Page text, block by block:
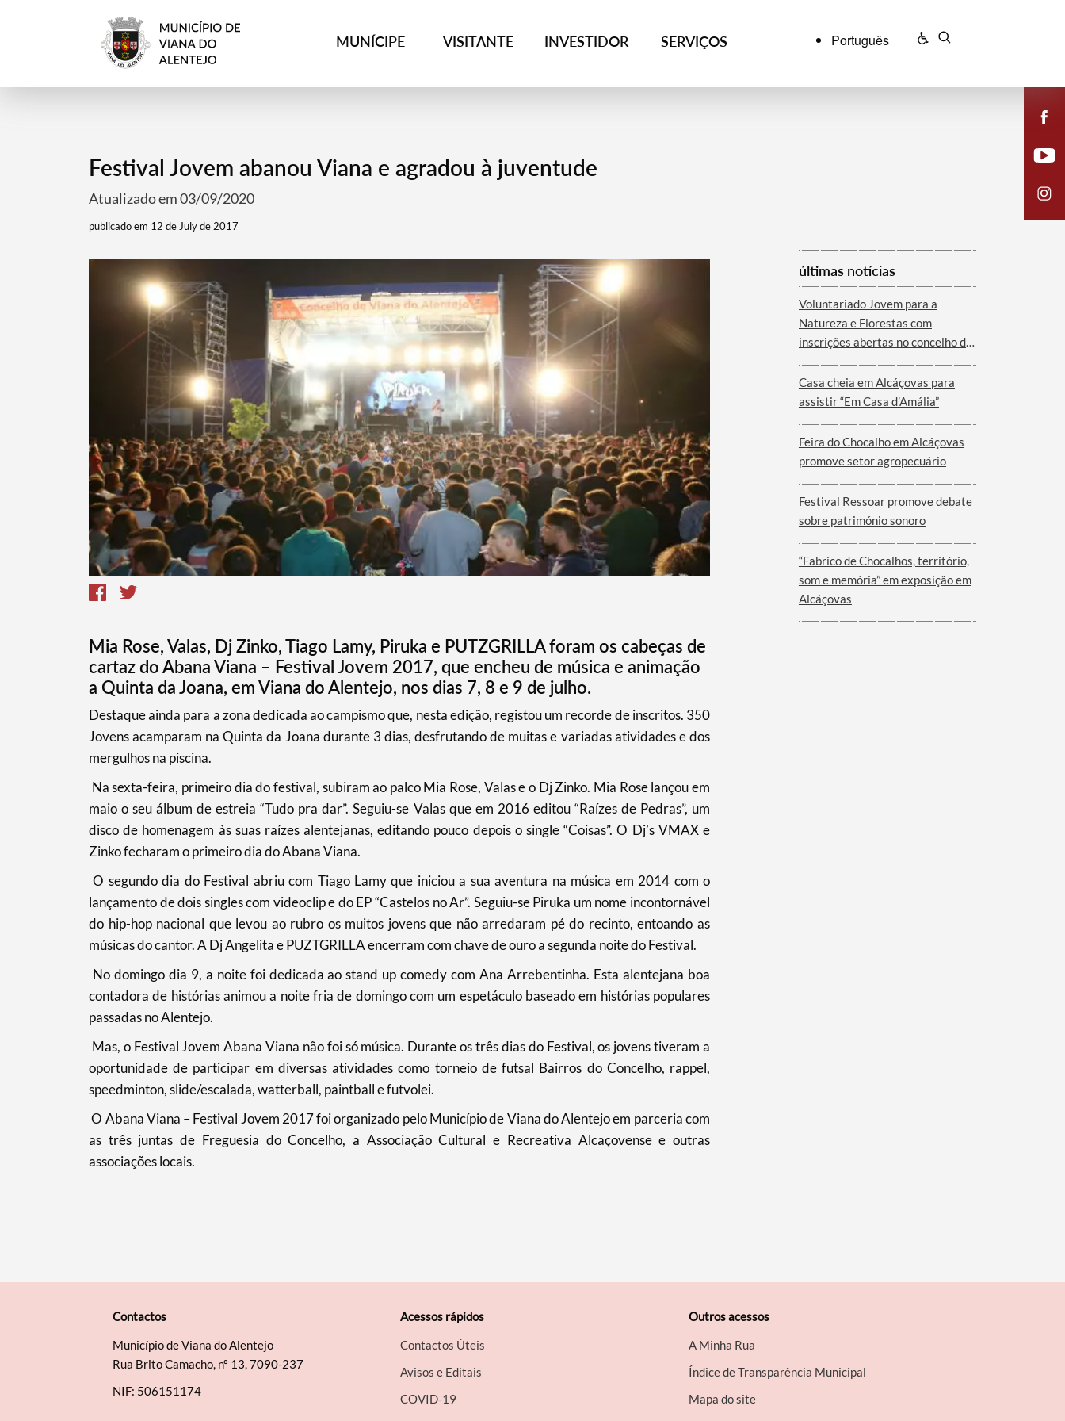
MUNÍCIPE VISITANTE INVESTIDOR SERVIÇOS Português
Termo de Pesquisa
Categorias gerais
Filtros
Festival Jovem abanou Viana e agradou à juventude
Atualizado em 03/09/2020
publicado em 12 de July de 2017
Mia Rose, Valas, Dj Zinko, Tiago Lamy, Piruka e PUTZGRILLA foram os cabeças de
cartaz do Abana Viana – Festival Jovem 2017, que encheu de música e animação
a Quinta da Joana, em Viana do Alentejo, nos dias 7, 8 e 9 de julho.
Destaque ainda para a zona dedicada ao campismo que, nesta edição, registou um recorde de inscritos. 350
Jovens acamparam na Quinta da Joana durante 3 dias, desfrutando de muitas e variadas atividades e dos
mergulhos na piscina.
Na sexta-feira, primeiro dia do festival, subiram ao palco Mia Rose, Valas e o Dj Zinko. Mia Rose lançou em
maio o seu álbum de estreia “Tudo pra dar”. Seguiu-se Valas que em 2016 editou “Raízes de Pedras”, um
disco de homenagem às suas raízes alentejanas, editando pouco depois o single “Coisas”. O Dj’s VMAX e
Zinko fecharam o primeiro dia do Abana Viana.
O segundo dia do Festival abriu com Tiago Lamy que iniciou a sua aventura na música em 2014 com o
lançamento de dois singles com videoclip e do EP “Castelos no Ar”. Seguiu-se Piruka um nome incontornável
do hip-hop nacional que levou ao rubro os muitos jovens que não arredaram pé do recinto, entoando as
músicas do cantor. A Dj Angelita e PUZTGRILLA encerram com chave de ouro a segunda noite do Festival.
No domingo dia 9, a noite foi dedicada ao stand up comedy com Ana Arrebentinha. Esta alentejana boa
contadora de histórias animou a noite fria de domingo com um espetáculo baseado em histórias populares
passadas no Alentejo.
Mas, o Festival Jovem Abana Viana não foi só música. Durante os três dias do Festival, os jovens tiveram a
oportunidade de participar em diversas atividades como torneio de futsal Bairros do Concelho, rappel,
speedminton, slide/escalada, watterball, paintball e futvolei.
O Abana Viana – Festival Jovem 2017 foi organizado pelo Município de Viana do Alentejo em parceria com
as três juntas de Freguesia do Concelho, a Associação Cultural e Recreativa Alcaçovense e outras
associações locais.
últimas notícias
Voluntariado Jovem para a
Natureza e Florestas com
inscrições abertas no concelho de
Casa cheia em Alcáçovas para
assistir “Em Casa d’Amália”
Feira do Chocalho em Alcáçovas
promove setor agropecuário
Festival Ressoar promove debate
sobre património sonoro
“Fabrico de Chocalhos, território,
som e memória” em exposição em
Alcáçovas
Contactos
Município de Viana do Alentejo
Rua Brito Camacho, nº 13, 7090-237
NIF: 506151174
Acessos rápidos
Contactos Úteis
Avisos e Editais
COVID-19
Outros acessos
A Minha Rua
Índice de Transparência Municipal
Mapa do site